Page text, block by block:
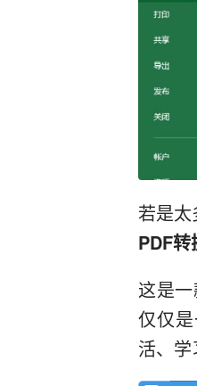
若是太
PDF
这是
仅仅
活、学